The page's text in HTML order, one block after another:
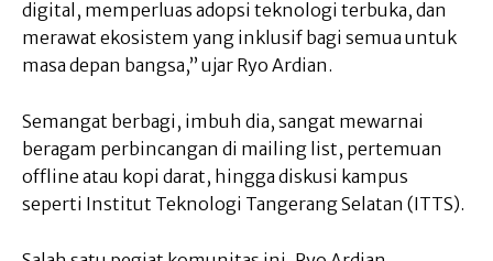
digital, memperluas adopsi teknologi terbuka, dan
merawat ekosistem yang inklusif bagi semua untuk
masa depan bangsa,” ujar Ryo Ardian.
Semangat berbagi, imbuh dia, sangat mewarnai
beragam perbincangan di mailing list, pertemuan
offline atau kopi darat, hingga diskusi kampus
seperti Institut Teknologi Tangerang Selatan (ITTS).